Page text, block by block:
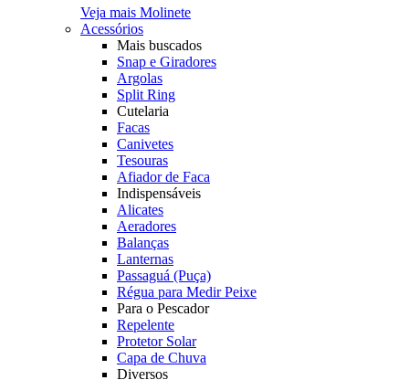
Veja mais Molinete
Acessórios
Mais buscados
Snap e Giradores
Argolas
Split Ring
Cutelaria
Facas
Canivetes
Tesouras
Afiador de Faca
Indispensáveis
Alicates
Aeradores
Balanças
Lanternas
Passaguá (Puça)
Régua para Medir Peixe
Para o Pescador
Repelente
Protetor Solar
Capa de Chuva
Diversos